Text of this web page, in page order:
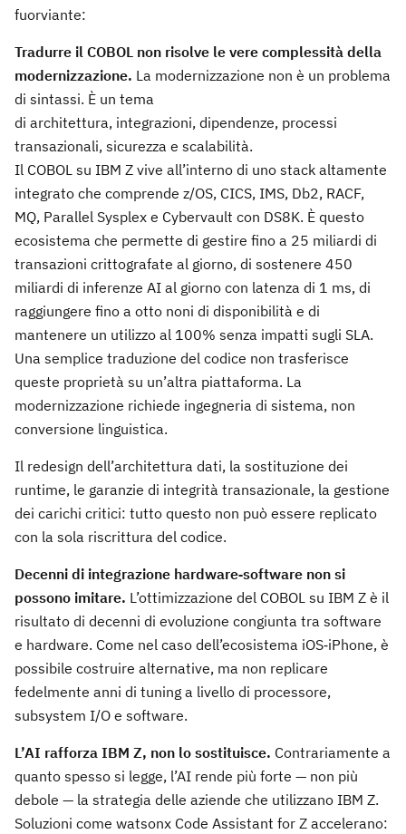
fuorviante:
Tradurre il COBOL non risolve le vere complessità della
modernizzazione. La modernizzazione non è un problema
di sintassi. È un tema
di architettura, integrazioni, dipendenze, processi
transazionali, sicurezza e scalabilità.
Il COBOL su IBM Z vive all’interno di uno stack altamente
integrato che comprende z/OS, CICS, IMS, Db2, RACF,
MQ, Parallel Sysplex e Cybervault con DS8K. È questo
ecosistema che permette di gestire fino a 25 miliardi di
transazioni crittografate al giorno, di sostenere 450
miliardi di inferenze AI al giorno con latenza di 1 ms, di
raggiungere fino a otto noni di disponibilità e di
mantenere un utilizzo al 100% senza impatti sugli SLA.
Una semplice traduzione del codice non trasferisce
queste proprietà su un’altra piattaforma. La
modernizzazione richiede ingegneria di sistema, non
conversione linguistica.
Il redesign dell’architettura dati, la sostituzione dei
runtime, le garanzie di integrità transazionale, la gestione
dei carichi critici: tutto questo non può essere replicato
con la sola riscrittura del codice.
Decenni di integrazione hardware‑software non si
possono imitare. L’ottimizzazione del COBOL su IBM Z è il
risultato di decenni di evoluzione congiunta tra software
e hardware. Come nel caso dell’ecosistema iOS‑iPhone, è
possibile costruire alternative, ma non replicare
fedelmente anni di tuning a livello di processore,
subsystem I/O e software.
L’AI rafforza IBM Z, non lo sostituisce. Contrariamente a
quanto spesso si legge, l’AI rende più forte — non più
debole — la strategia delle aziende che utilizzano IBM Z.
Soluzioni come watsonx Code Assistant for Z accelerano: